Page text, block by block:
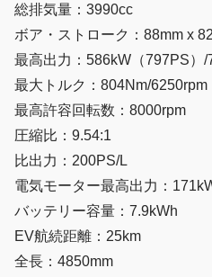
総排気量：3990cc
ボア・ストローク：88mm x
最高出力：586kW（797PS）/
最大トルク：804Nm/6250rpm
最高許容回転数：8000rpm
圧縮比：9.54:1
比出力：200PS/L
電気モーター最高出力：
バッテリー容量：7.9kWh
EV航続距離：25km
全長：4850mm